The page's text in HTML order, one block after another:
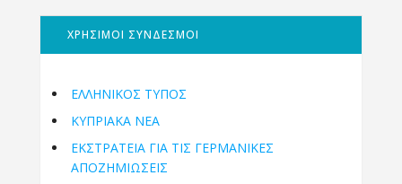
ΧΡΗΣΙΜΟΙ ΣΥΝΔΕΣΜΟΙ
ΕΛΛΗΝΙΚΟΣ ΤΥΠΟΣ
ΚΥΠΡΙΑΚΑ ΝΕΑ
ΕΚΣΤΡΑΤΕΙΑ ΓΙΑ ΤΙΣ ΓΕΡΜΑΝΙΚΕΣ
ΑΠΟΖΗΜΙΩΣΕΙΣ